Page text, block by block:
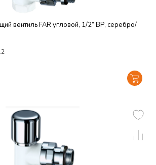
вентиль FAR угловой, 1/2” ВР, серебро/